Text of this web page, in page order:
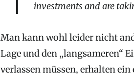
investments and are
Man kann wohl leider nicht
Lage und den „langsameren“
verlassen müssen, erhalten ein